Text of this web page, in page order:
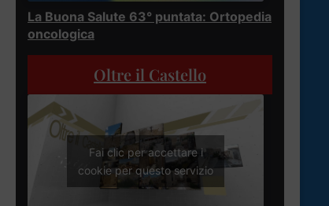
La Buona Salute 63° puntata: Ortopedia
oncologica
Oltre il Castello
Fai clic per accettare i
cookie per questo servizio